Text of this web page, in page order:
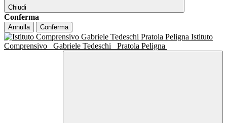
Chiudi
Conferma
Annulla Conferma
Istituto
Comprensivo
Gabriele Tedeschi Pratola Peligna